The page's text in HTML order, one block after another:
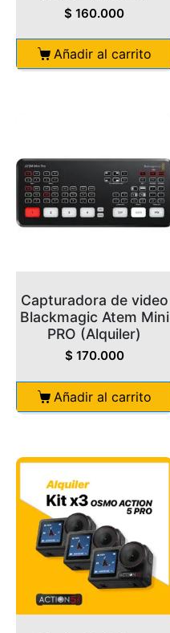
$ 160.000
Añadir al carrito
Capturadora de video
Blackmagic Atem Mini
PRO (Alquiler)
$ 170.000
Añadir al carrito